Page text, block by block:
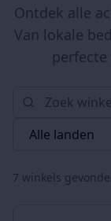
Ontdek alle
Van lokale
7 winkels